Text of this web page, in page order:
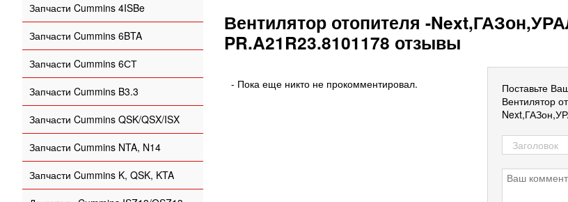
Запчасти Cummins 4ISBe
Запчасти Cummins 6BTA
Запчасти Cummins 6СТ
Запчасти Cummins B3.3
Запчасти Cummins QSK/QSX/ISX
Запчасти Cummins NTA, N14
Запчасти Cummins K, QSK, KTA
Вентилятор отопителя -
PR.A21R23.8101178 отзывы
Поставьте
Вентилятор
- Пока еще никто не прокомментировал.